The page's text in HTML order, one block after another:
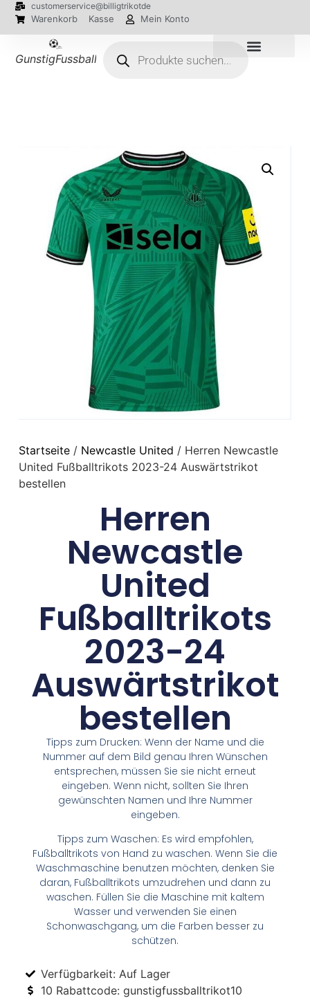
customerservice@billigtrikotde
Warenkorb Kasse Mein Konto
GunstigFussballTrikot
Startseite/ Newcastle United / Herren Newcastle
United Fußballtrikots 2023-24 Auswärtstrikot
bestellen
Herren
Newcastle
United
Fußballtrikots
2023-24
Auswärtstrikot
bestellen
Tipps zum Drucken: Wenn der Name und die
Nummer auf dem Bild genau Ihren Wünschen
entsprechen, müssen Sie sie nicht erneut
eingeben. Wenn nicht, sollten Sie Ihren
gewünschten Namen und Ihre Nummer
eingeben.
Tipps zum Waschen: Es wird empfohlen,
Fußballtrikots von Hand zu waschen. Wenn Sie die
Waschmaschine benutzen möchten, denken Sie
daran, Fußballtrikots umzudrehen und dann zu
waschen. Füllen Sie die Maschine mit kaltem
Wasser und verwenden Sie einen
Schonwaschgang, um die Farben besser zu
schützen.
Verfügbarkeit: Auf Lager
10 Rabattcode: gunstigfussballtrikot10